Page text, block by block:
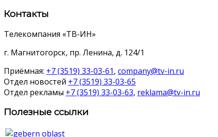
Контакты
Телекомпания «ТВ-ИН»
г. Магнитогорск, пр. Ленина, д. 124/1
Приёмная: +7 (3519) 33-03-61, company@tv-in.ru
Отдел новостей +7 (3519) 33-03-65
Отдел рекламы +7 (3519) 33-03-63, reklama@tv-in.ru
Полезные ссылки